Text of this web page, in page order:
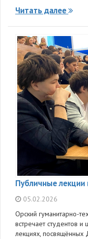
Читать далее
Публичные
05.02.2026
Орский гуманитарно-
встречает студентов
лекциях, посвящённых